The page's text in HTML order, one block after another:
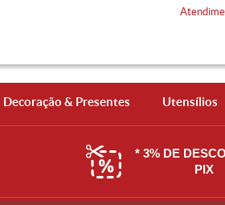
Decoração & Presentes Utensílios
* 3% DE
PIX